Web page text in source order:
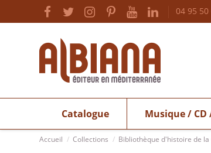
04 95 50
Catalogue Musique / CD
Accueil Collections Bibliothèque d'histoire de la